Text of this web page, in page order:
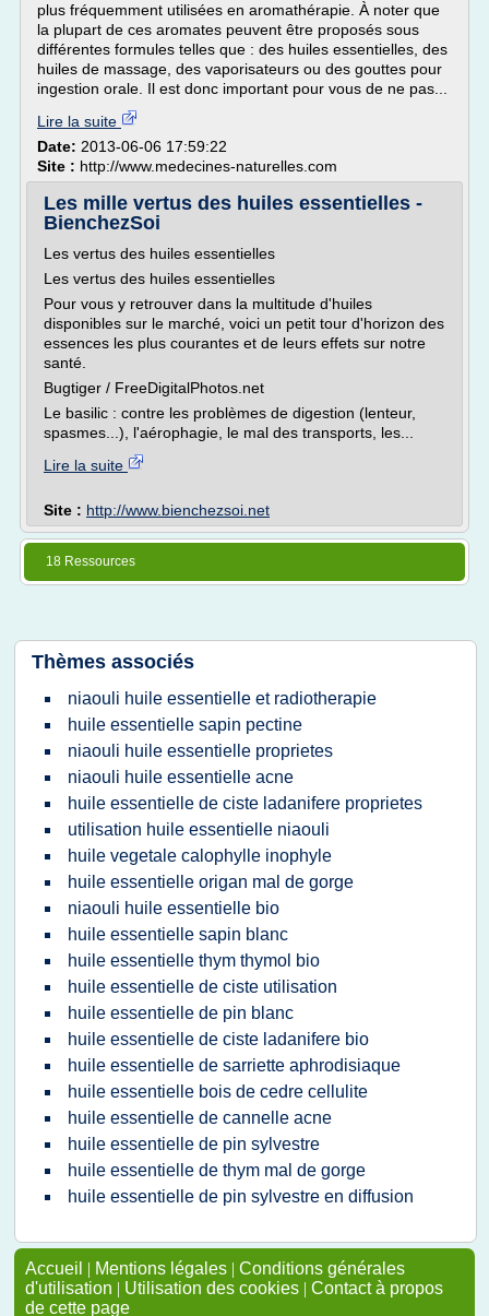
plus fréquemment utilisées en aromathérapie. À noter que
la plupart de ces aromates peuvent être proposés sous
différentes formules telles que : des huiles essentielles, des
huiles de massage, des vaporisateurs ou des gouttes pour
ingestion orale. Il est donc important pour vous de ne pas...
Lire la suite
Date: 2013-06-06 17:59:22
Site : http://www.medecines-naturelles.com
Les mille vertus des huiles essentielles -
BienchezSoi
Les vertus des huiles essentielles
Les vertus des huiles essentielles
Pour vous y retrouver dans la multitude d'huiles
disponibles sur le marché, voici un petit tour d'horizon des
essences les plus courantes et de leurs effets sur notre
santé.
Bugtiger / FreeDigitalPhotos.net
Le basilic : contre les problèmes de digestion (lenteur,
spasmes...), l'aérophagie, le mal des transports, les...
Lire la suite
Site : http://www.bienchezsoi.net
18 Ressources
Thèmes associés
niaouli huile essentielle et radiotherapie
huile essentielle sapin pectine
niaouli huile essentielle proprietes
niaouli huile essentielle acne
huile essentielle de ciste ladanifere proprietes
utilisation huile essentielle niaouli
huile vegetale calophylle inophyle
huile essentielle origan mal de gorge
niaouli huile essentielle bio
huile essentielle sapin blanc
huile essentielle thym thymol bio
huile essentielle de ciste utilisation
huile essentielle de pin blanc
huile essentielle de ciste ladanifere bio
huile essentielle de sarriette aphrodisiaque
huile essentielle bois de cedre cellulite
huile essentielle de cannelle acne
huile essentielle de pin sylvestre
huile essentielle de thym mal de gorge
huile essentielle de pin sylvestre en diffusion
Accueil | Mentions légales | Conditions générales
d'utilisation | Utilisation des cookies | Contact à propos
de cette page